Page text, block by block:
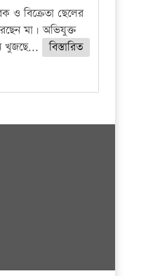
ও বিক্রেতা ছেলের
মা। অভিযুক্ত
খুজছে...
বিস্তারিত